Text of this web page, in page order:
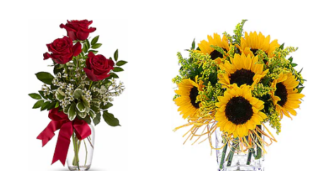
Bouquet di fiori